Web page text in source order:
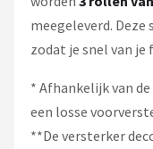
meegeleverd.
zodat je snel van
* Afhankelijk van
een losse
**De versterker